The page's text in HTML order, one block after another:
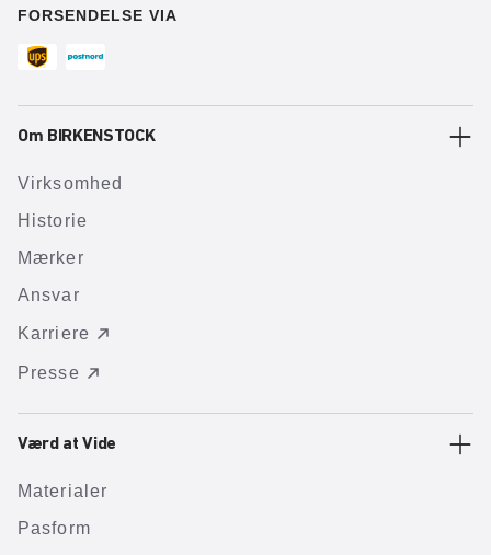
FORSENDELSE VIA
Om BIRKENSTOCK
Virksomhed
Historie
Mærker
Ansvar
Karriere
Presse
Værd at Vide
Materialer
Pasform